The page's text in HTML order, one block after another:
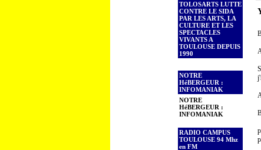
TOLOSARTS LUTTE
CONTRE LE SIDA
PAR LES ARTS, LA
CULTURE ET LES
SPECTACLES
VIVANTS A
TOULOUSE DEPUIS
1990
NOTRE
HéBERGEUR :
INFOMANIAK
NOTRE
HéBERGEUR :
INFOMANIAK
RADIO CAMPUS
TOULOUSE 94 Mhz
en FM